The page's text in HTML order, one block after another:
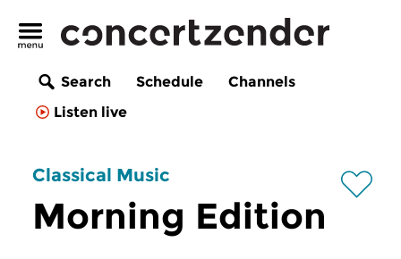
Search Schedule
Channels
Listen live
Classical Music
Morning Edition